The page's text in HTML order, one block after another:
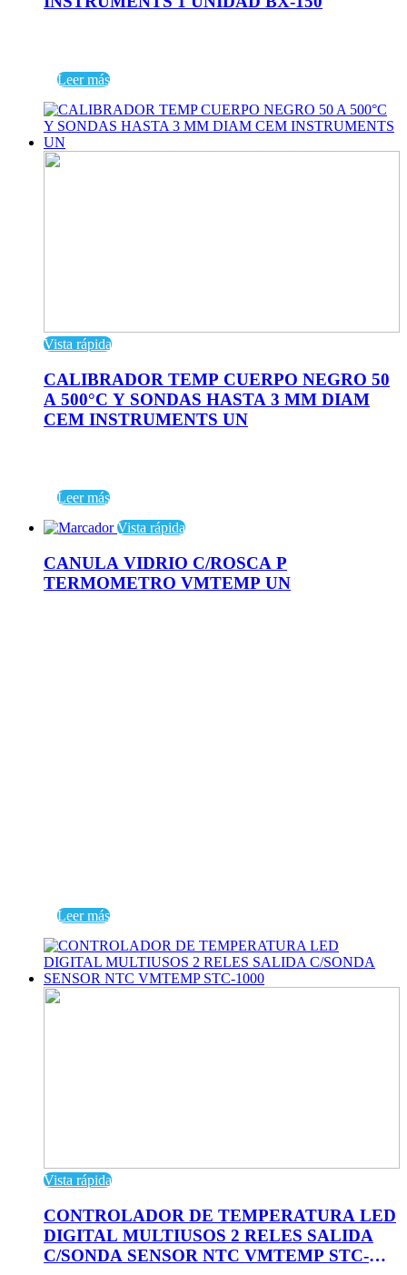
Leer más
Vista rápida
CALIBRADOR TEMP CUERPO NEGRO 50
A 500°C Y SONDAS HASTA 3 MM DIAM
CEM INSTRUMENTS UN
Leer más
Vista rápida
CANULA VIDRIO C/ROSCA P
TERMOMETRO VMTEMP UN
Leer más
Vista rápida
CONTROLADOR DE TEMPERATURA LED
DIGITAL MULTIUSOS 2 RELES SALIDA
C/SONDA SENSOR NTC VMTEMP STC-